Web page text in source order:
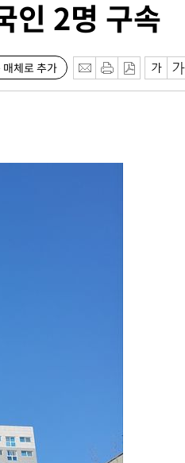
인 2명 구속
체로 추가